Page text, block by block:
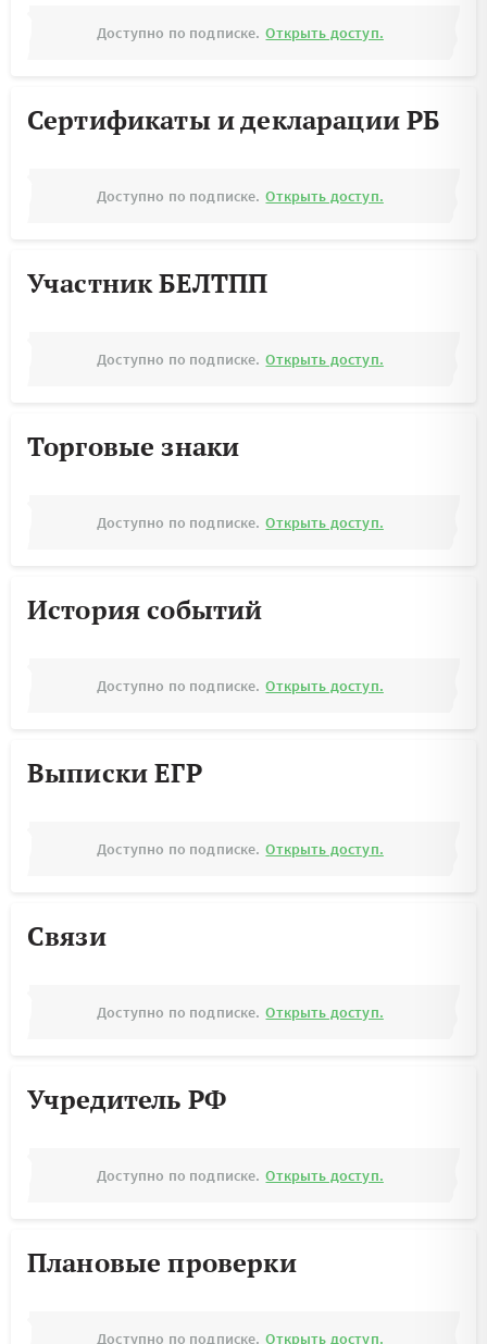
Доступно по подписке. Открыть доступ.
Сертификаты и декларации РБ
Доступно по подписке. Открыть доступ.
Участник БЕЛТПП
Доступно по подписке. Открыть доступ.
Торговые знаки
Доступно по подписке. Открыть доступ.
История событий
Доступно по подписке. Открыть доступ.
Выписки ЕГР
Доступно по подписке. Открыть доступ.
Связи
Доступно по подписке. Открыть доступ.
Учредитель РФ
Доступно по подписке. Открыть доступ.
Плановые проверки
Доступно по подписке. Открыть доступ.